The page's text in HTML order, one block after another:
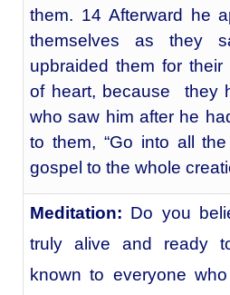
them. 14 Afterward he
themselves as they
upbraided them for
of heart, because they
who saw him after he
to them, “Go into all
gospel to the whole
Meditation: Do you
truly alive and ready
known to everyone